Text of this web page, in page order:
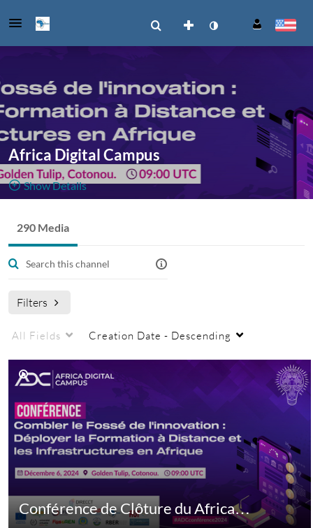
Africa Digital Campus
Show Details
Managers
290 Media
Filters
All Fields Creation Date - Descending
Conférence de Clôture du Africa…